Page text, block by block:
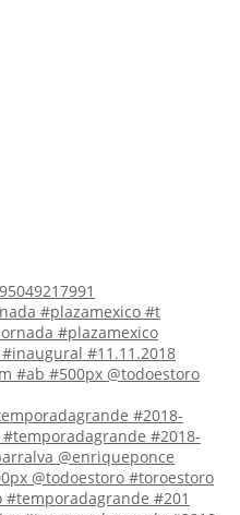
#plazamexico #t
#2018-
#201